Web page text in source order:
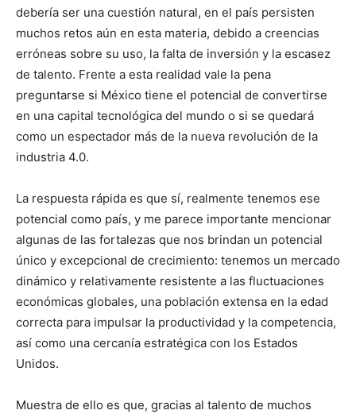
debería ser una cuestión natural, en el país persisten
muchos retos aún en esta materia, debido a creencias
erróneas sobre su uso, la falta de inversión y la escasez
de talento. Frente a esta realidad vale la pena
preguntarse si México tiene el potencial de convertirse
en una capital tecnológica del mundo o si se quedará
como un espectador más de la nueva revolución de la
industria 4.0.
La respuesta rápida es que sí, realmente tenemos ese
potencial como país, y me parece importante mencionar
algunas de las fortalezas que nos brindan un potencial
único y excepcional de crecimiento: tenemos un mercado
dinámico y relativamente resistente a las fluctuaciones
económicas globales, una población extensa en la edad
correcta para impulsar la productividad y la competencia,
así como una cercanía estratégica con los Estados
Unidos.
Muestra de ello es que, gracias al talento de muchos